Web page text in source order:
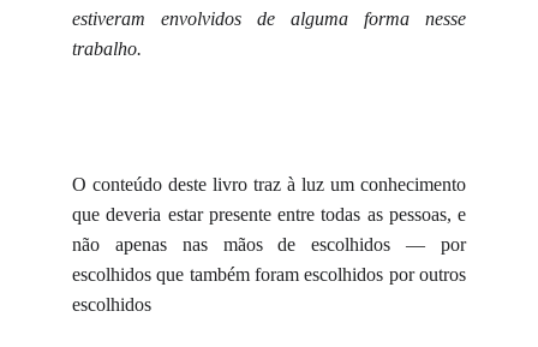
estiveram envolvidos de alguma forma nesse
trabalho.
O conteúdo deste livro traz à luz um conhecimento
que deveria estar presente entre todas as pessoas, e
não apenas nas mãos de escolhidos — por
escolhidos que também foram escolhidos por outros
escolhidos